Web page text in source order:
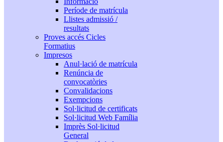
Període de matrícula
Llistes admissió /
resultats
Proves accés Cicles
Formatius
Impresos
Anul·lació de matrícula
Renúncia de
convocatòries
Convalidacions
Exempcions
Sol·licitud de certificats
Sol·licitud Web Família
Imprès Sol·licitud
General